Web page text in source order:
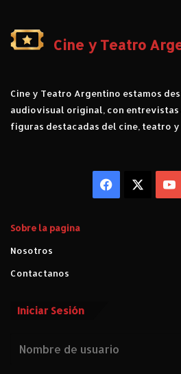
Cine y Teatro
Cine y Teatro Argentino estamos
audiovisual original, con
figuras destacadas del cine, teatro
Facebook
Sobre la pagina
Nosotros
Contactanos
Iniciar Sesión